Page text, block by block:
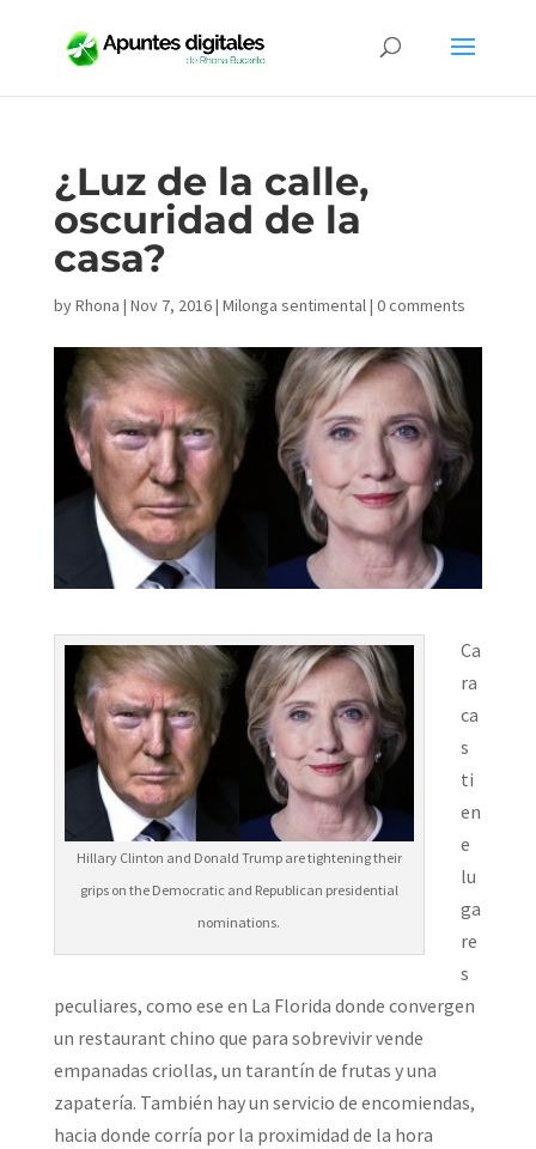
¿Luz de la calle,
oscuridad de la
casa?
byRhona | Nov 7, 2016| Milonga sentimental| 0 comments
Hillary Clinton and Donald Trump are tightening their
grips on the Democratic and Republican presidential
nominations.
Ca
ra
ca
s
ti
en
e
lu
ga
re
s
peculiares, como ese en La Florida donde convergen
un restaurant chino que para sobrevivir vende
empanadas criollas, un tarantín de frutas y una
zapatería. También hay un servicio de encomiendas,
hacia donde corría por la proximidad de la hora